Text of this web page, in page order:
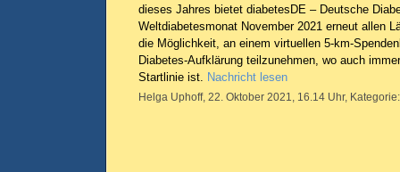
dieses Jahres bietet diabetesDE – Deutsche
Weltdiabetesmonat November 2021 erneut allen
die Möglichkeit, an einem virtuellen 5-km-
Diabetes-Aufklärung teilzunehmen, wo auch
Startlinie ist. Nachricht lesen
Helga Uphoff, 22. Oktober 2021, 16.14 Uhr,